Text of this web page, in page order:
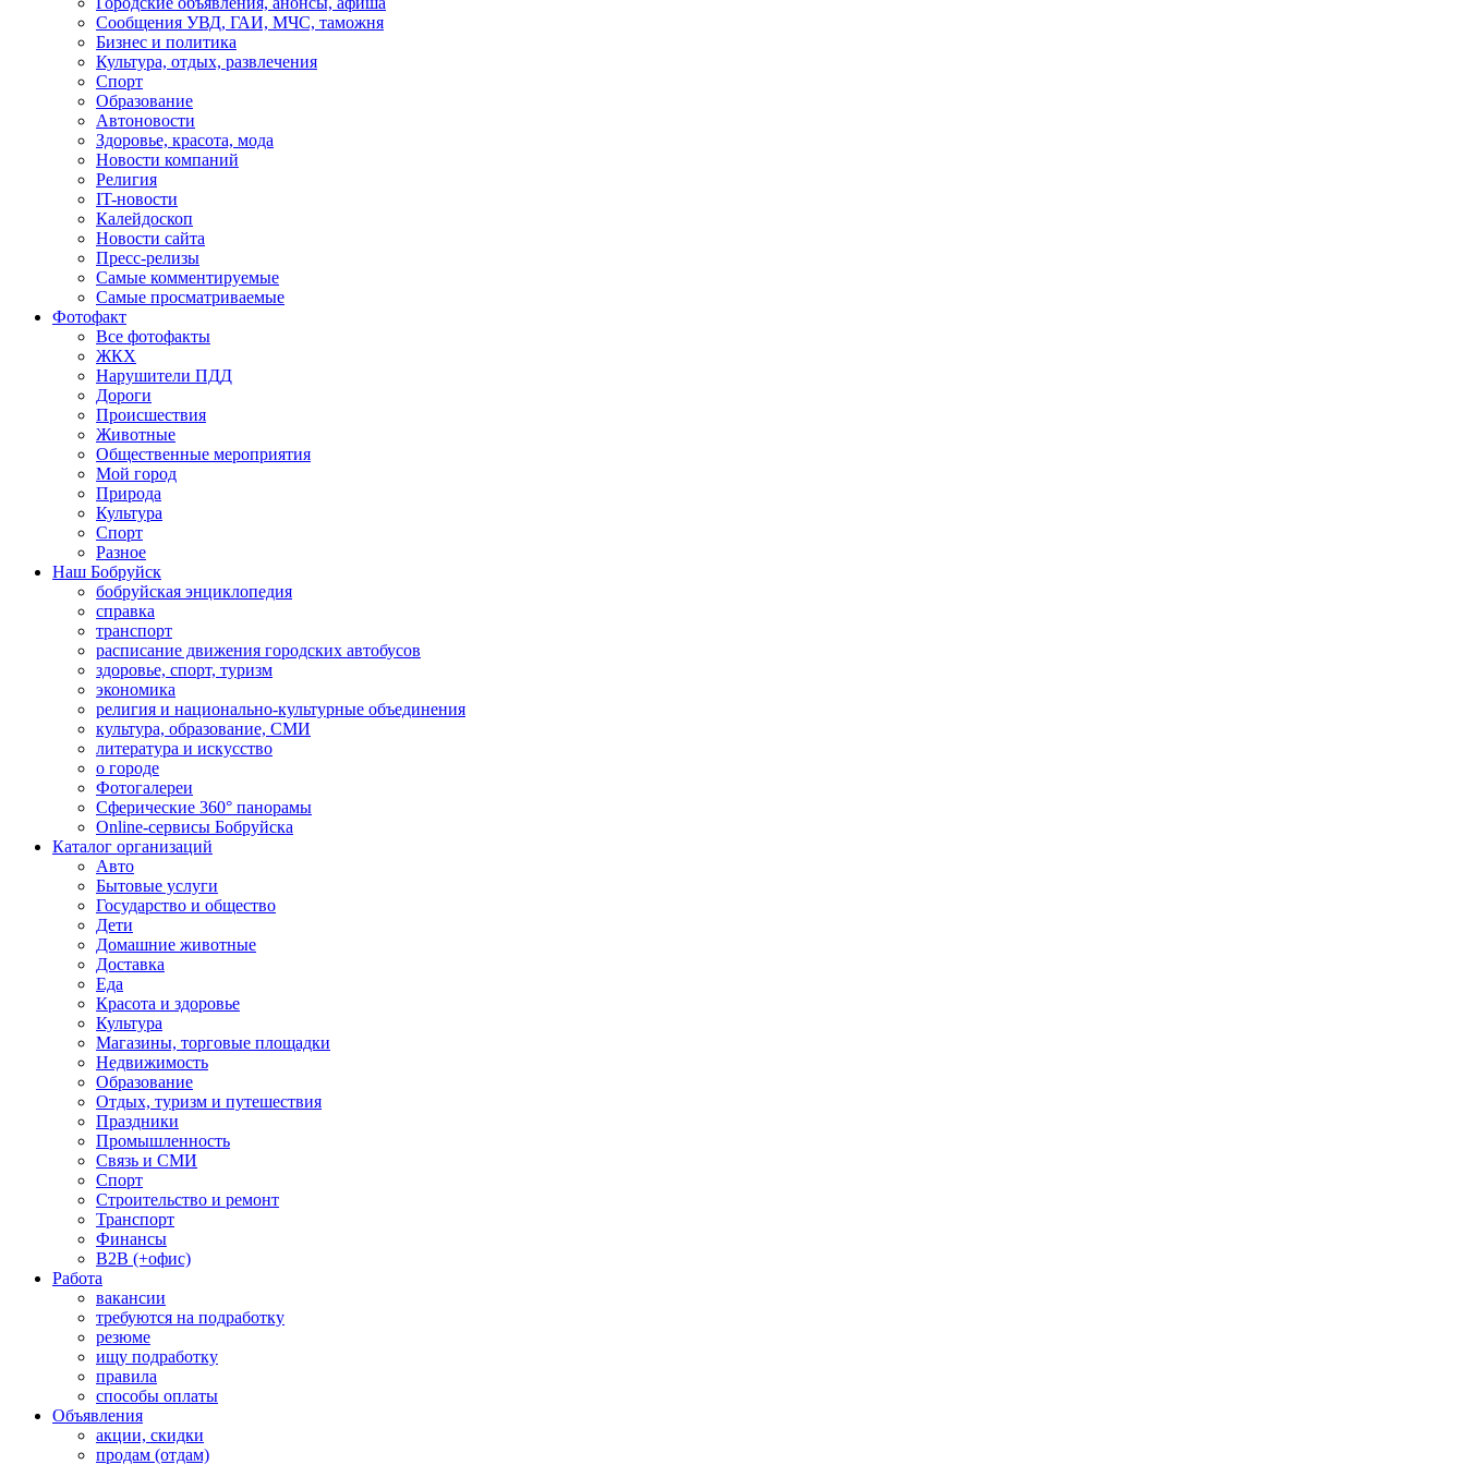
Сообщения УВД, ГАИ, МЧС, таможня
Бизнес и политика
Культура, отдых, развлечения
Спорт
Образование
Автоновости
Здоровье, красота, мода
Новости компаний
Религия
IT-новости
Калейдоскоп
Новости сайта
Пресс-релизы
Самые комментируемые
Самые просматриваемые
Фотофакт
Все фотофакты
ЖКХ
Нарушители ПДД
Дороги
Происшествия
Животные
Общественные мероприятия
Мой город
Природа
Культура
Спорт
Разное
Наш Бобруйск
бобруйская энциклопедия
справка
транспорт
расписание движения городских автобусов
здоровье, спорт, туризм
экономика
религия и национально-культурные объединения
культура, образование, СМИ
литература и искусство
о городе
Фотогалереи
Сферические 360° панорамы
Online-сервисы Бобруйска
Каталог организаций
Авто
Бытовые услуги
Государство и общество
Дети
Домашние животные
Доставка
Еда
Красота и здоровье
Культура
Магазины, торговые площадки
Недвижимость
Образование
Отдых, туризм и путешествия
Праздники
Промышленность
Связь и СМИ
Спорт
Строительство и ремонт
Транспорт
Финансы
B2B (+офис)
Работа
вакансии
требуются на подработку
резюме
ищу подработку
правила
способы оплаты
Объявления
акции, скидки
продам (отдам)